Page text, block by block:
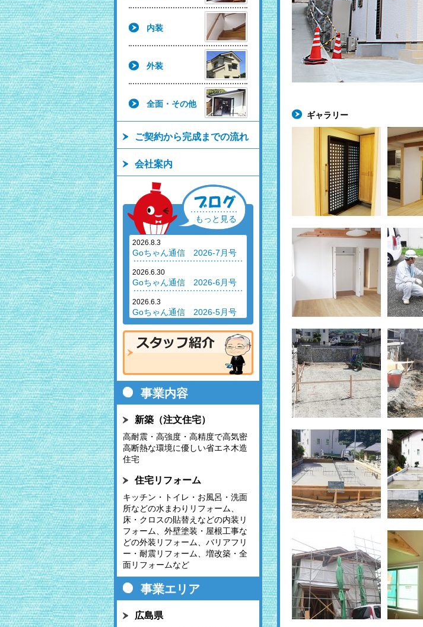
ギャラリー
内装
外装
全面・その他
ご契約から完成までの流れ
会社案内
もっと見る
2026.8.3
Goちゃん通信 2026-7月号
2026.6.30
Goちゃん通信 2026-6月号
2026.6.3
Goちゃん通信 2026-5月号
2026.4.30
Goちゃん通信 2026-4月号
Goちゃん通信 2026-2月号
2026.2.9
Goちゃん通信 2026-1月号
2025.12.26
Goちゃん通信 2025-11月・
12月合併号
2025.11.6
Goちゃん通信 2025-9月号
2025.9.1
Goちゃん通信 2025-8月号
事業内容
新築（注文住宅）
高耐震・高強度・高精度で高気密
高断熱な環境に優しい省エネ木造
住宅
住宅リフォーム
キッチン・トイレ・お風呂・洗面
所などの水まわりリフォーム、
床・クロスの貼替えなどの内装リ
フォーム、外壁塗装・屋根工事な
どの外装リフォーム、バリアフリ
ー・耐震リフォーム、増改築・全
面リフォームなど
事業エリア
広島県